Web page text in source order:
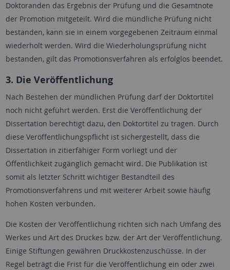
Doktoranden das Ergebnis der Prüfung und die Gesamtnote
der Promotion mitgeteilt. Wird die mündliche Prüfung nicht
bestanden, kann sie in einem vorgegebenen Zeitraum einmal
wiederholt werden. Wird die Wiederholungsprüfung nicht
bestanden, gilt das Promotionsverfahren als erfolglos beendet.
3. Die Veröffentlichung
Nach Bestehen der mündlichen Prüfung darf der Doktortitel
noch nicht geführt werden. Erst die Veröffentlichung der
Dissertation berechtigt dazu, den Doktortitel zu tragen. Durch
diese Veröffentlichungspflicht ist sichergestellt, dass die
Dissertation in zitierfähiger Form vorliegt und der
Öffentlichkeit zugänglich gemacht wird. Die Publikation ist
somit als letzter Schritt wichtiger Bestandteil des
Promotionsverfahrens und mit weiterer Arbeit sowie häufig
hohen Kosten verbunden.
Die Kosten der Veröffentlichung richten sich nach Umfang des
Werkes und Art des Druckes bzw. der Art der Veröffentlichung.
Einige Stiftungen gewähren Druckkostenzuschüsse. In der
Regel beträgt die Frist für die Veröffentlichung ein oder zwei